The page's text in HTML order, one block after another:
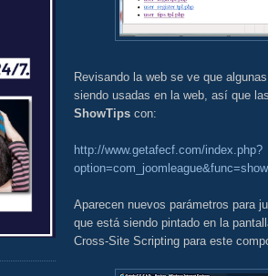
Revisando la web se ve que
siendo usadas en la web, así que
ShowTips con:
http://www.getafecf.com/index.php?
Aparecen nuevos parámetros para
que está siendo pintado en la
Cross-Site Scripting para este